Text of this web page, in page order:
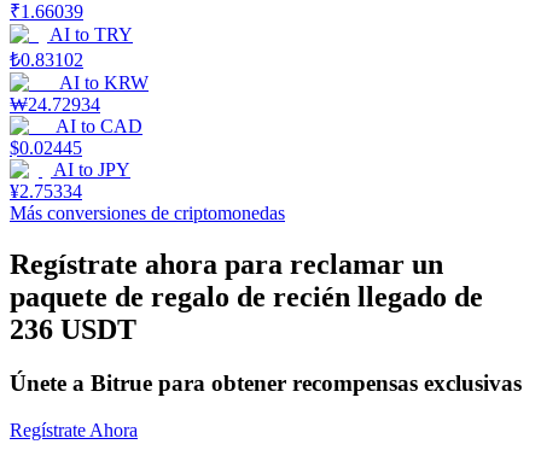
Launchpool
Participación flexible para ganar tokens populares
₹1.66039
AI to TRY
₺0.83102
AI to KRW
₩24.72934
AI to CAD
$0.02445
AI to JPY
¥2.75334
Más conversiones de criptomonedas
Regístrate ahora para reclamar un
paquete de regalo de recién llegado de
236 USDT
Únete a Bitrue para obtener recompensas exclusivas
Regístrate Ahora